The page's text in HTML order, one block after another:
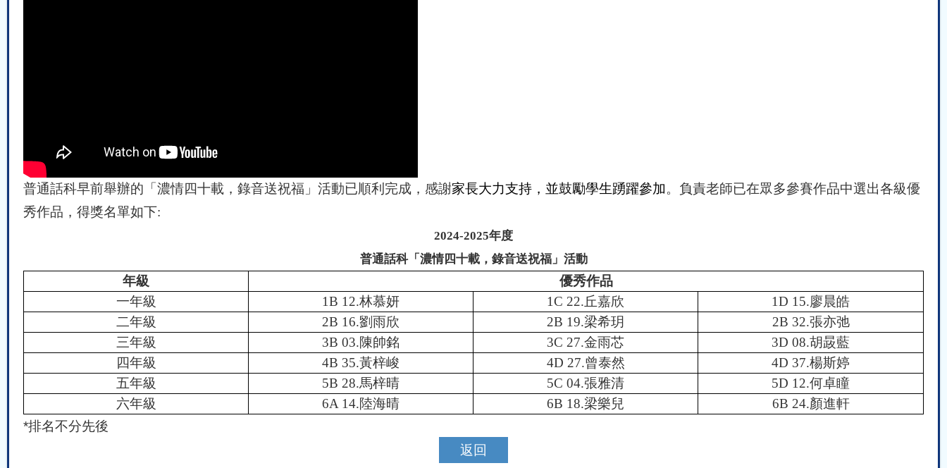
普通話科早前舉辦的「濃情四十載，錄音送祝福」活動已順利完成， 感謝家長大力支持，並鼓勵學生踴躍參加 。負責老師已在眾多參賽作品中選出各級優
秀作品 ，得獎名單如 下 :
2024-2025年度
普通話科「濃情四十載，錄音送祝福」活動
年級
優秀作品
一年級
1B 12.林慕妍 1C 22. 丘嘉欣 1D 15.廖晨皓
二年級
2B 16.劉雨欣 2B 19.梁希玥 2B 32.張亦弛
三年級
3B 03. 陳帥銘 3C 27.金雨芯 3D 08.胡晸藍
四年級
4B 35.黃梓峻 4D 27.曾泰然 4D 37.楊斯婷
五年級
5B 28.馬梓晴 5C 04.張雅清 5D 12.何卓瞳
六年級
6A 14. 陸海晴 6B 18.梁樂兒 6B 24.顏進軒
*排名不分先後
返回